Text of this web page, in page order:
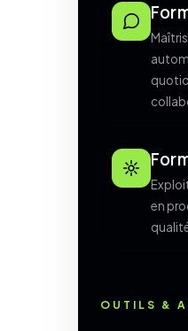
en
OUTILS &